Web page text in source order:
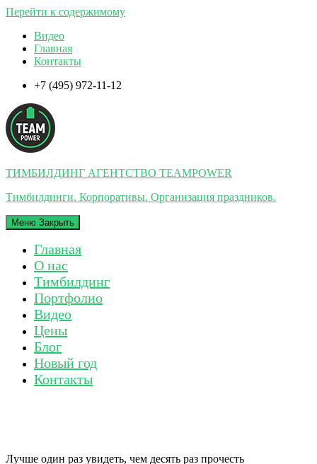
Перейти к содержимому
Видео
Главная
Контакты
+7 (495) 972-11-12
ТИМБИЛДИНГ АГЕНТСТВО TEAMPOWER
Тимбилдинги. Корпоративы. Организация праздников.
Меню Закрыть
Главная
О нас
Тимбилдинг
Портфолио
Видео
Цены
Блог
Новый год
Контакты
Лучше один раз увидеть, чем десять раз прочесть